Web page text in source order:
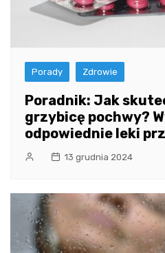
Porady Zdrowie
Poradnik: Jak
grzybicę pochwy?
odpowiednie leki
13 grudnia 2024